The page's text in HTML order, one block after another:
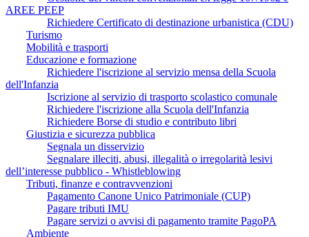
AREE PEEP
Richiedere Certificato di destinazione urbanistica (CDU)
Turismo
Mobilità e trasporti
Educazione e formazione
Richiedere l'iscrizione al servizio mensa della Scuola
dell'Infanzia
Iscrizione al servizio di trasporto scolastico comunale
Richiedere l'iscrizione alla Scuola dell'Infanzia
Richiedere Borse di studio e contributo libri
Giustizia e sicurezza pubblica
Segnala un disservizio
Segnalare illeciti, abusi, illegalità o irregolarità lesivi
dell’interesse pubblico - Whistleblowing
Tributi, finanze e contravvenzioni
Pagamento Canone Unico Patrimoniale (CUP)
Pagare tributi IMU
Pagare servizi o avvisi di pagamento tramite PagoPA
Ambiente